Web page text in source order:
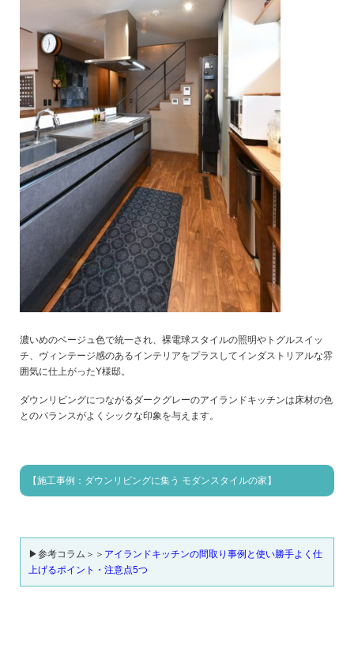
濃いめのベージュ色で統一され、裸電球スタイルの照明やトグルスイッ
チ、ヴィンテージ感のあるインテリアをプラスしてインダストリアルな雰
囲気に仕上がったY様邸。
ダウンリビングにつながるダークグレーのアイランドキッチンは床材の色
とのバランスがよくシックな印象を与えます。
【施工事例：ダウンリビングに集う モダンスタイルの家】
▶参考コラム＞＞ アイランドキッチンの間取り事例と使い勝手よく仕
上げるポイント・注意点5つ